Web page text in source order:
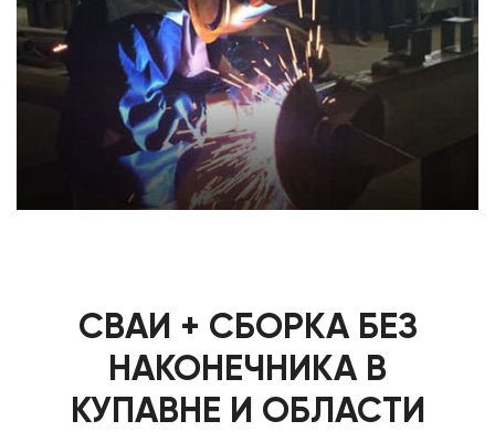
СВАИ + СБОРКА БЕЗ
НАКОНЕЧНИКА В
КУПАВНЕ И ОБЛАСТИ